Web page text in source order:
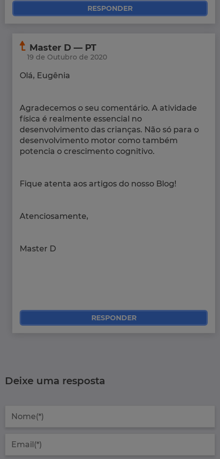
RESPONDER
Master D — PT
19 de Outubro de 2020
Olá, Eugênia
Agradecemos o seu comentário. A atividade
física é realmente essencial no
desenvolvimento das crianças. Não só para o
desenvolvimento motor como também
potencia o crescimento cognitivo.
Fique atenta aos artigos do nosso Blog!
Atenciosamente,
Master D
RESPONDER
Deixe uma resposta